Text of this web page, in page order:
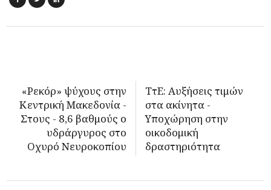
«Ρεκόρ» ψύχους στην
Κεντρική Μακεδονία -
Στους - 8,6 βαθμούς ο
υδράργυρος στο
Οχυρό Νευροκοπίου
ΤτΕ: Αυξήσεις τιμών
στα ακίνητα -
Υποχώρηση στην
οικοδομική
δραστηριότητα